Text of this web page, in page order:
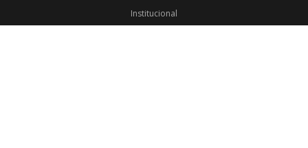
Institucional